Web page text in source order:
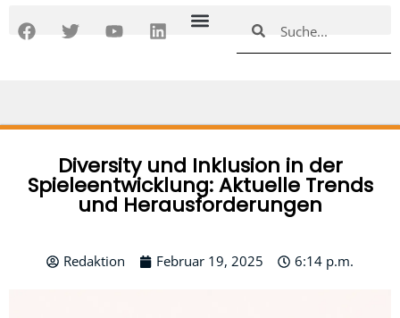
Inhalt
F
a
o
T
w
r
Y
o
e
L
i
i
Diversity und Inklusion in der
Spieleentwicklung: Aktuelle Trends
und Herausforderungen
Redaktion Februar 19, 2025 6:14 p.m.